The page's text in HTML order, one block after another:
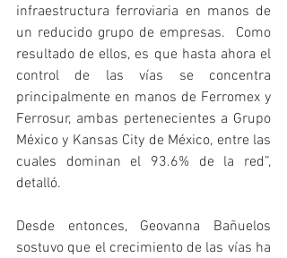
infraestructura ferroviaria en manos de
un reducido grupo de empresas.  Como
resultado de ellos, es que hasta ahora el
control de las vías se concentra
principalmente en manos de Ferromex y
Ferrosur, ambas pertenecientes a Grupo
México y Kansas City de México, entre las
cuales dominan el 93.6% de la red”,
detalló.
Desde entonces, Geovanna Bañuelos
sostuvo que el crecimiento de las vías ha